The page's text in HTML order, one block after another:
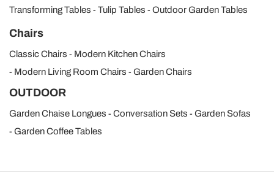
Transforming Tables
Tulip Tables Outdoor Garden Tables
Chairs
Classic Chairs
Modern Kitchen Chairs
Modern Living Room Chairs
Garden Chairs
OUTDOOR
Garden Chaise Longues Conversation Sets
Garden Sofas
Garden Coffee Tables